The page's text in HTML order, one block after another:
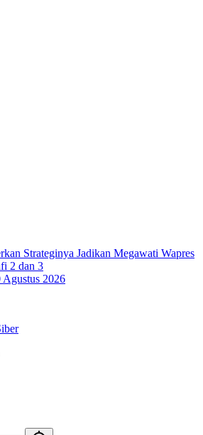
Strateginya Jadikan Megawati Wapres
2 dan 3
Agustus 2026